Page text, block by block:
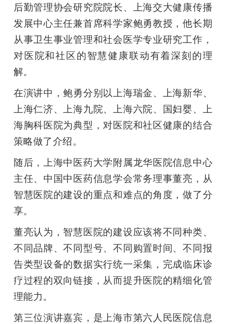
GAIR
爱
搞
机
后勤管理协会研究院院长、上海交大健康传播
发展中心主任兼首席科学家鲍勇教授，他长期
从事卫生事业管理和社会医学专业研究工作，
对医院和社区的智慧健康联动有着深刻的理
解。
在演讲中，鲍勇分别以上海瑞金、上海新华、
上海仁济、上海九院、上海六院、国妇婴、上
海胸科医院为典型，对医院和社区健康的结合
策略做了介绍。
随后，上海中医药大学附属龙华医院信息中心
主任、中国中医药信息学会常务理事董亮，从
智慧医院的建设的重点和难点的角度，做了分
享。
董亮认为，智慧医院的建设应该将不同种类、
不同品牌、不同型号、不同购置时间、不同报
告类型设备的数据实行统一采集，完成临床诊
疗过程的双向链接，从而提升医院的精细化管
理能力。
第三位演讲嘉宾，是上海市第六人民医院信息